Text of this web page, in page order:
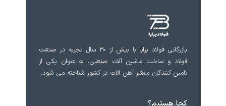
بازرگانی فولاد برابا با بیش از 30 سال تجربه در صنعت
فولاد و ساخت ماشین آلات صنعتی، به عنوان یکی از
تامین کنندگان معتبر آهن آلات در کشور شناخته می شود.
کجا هستیم؟